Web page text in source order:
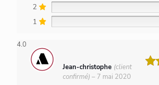
2
1
4.0
Jean-christophe (client
confirmé) – 7 mai 2020